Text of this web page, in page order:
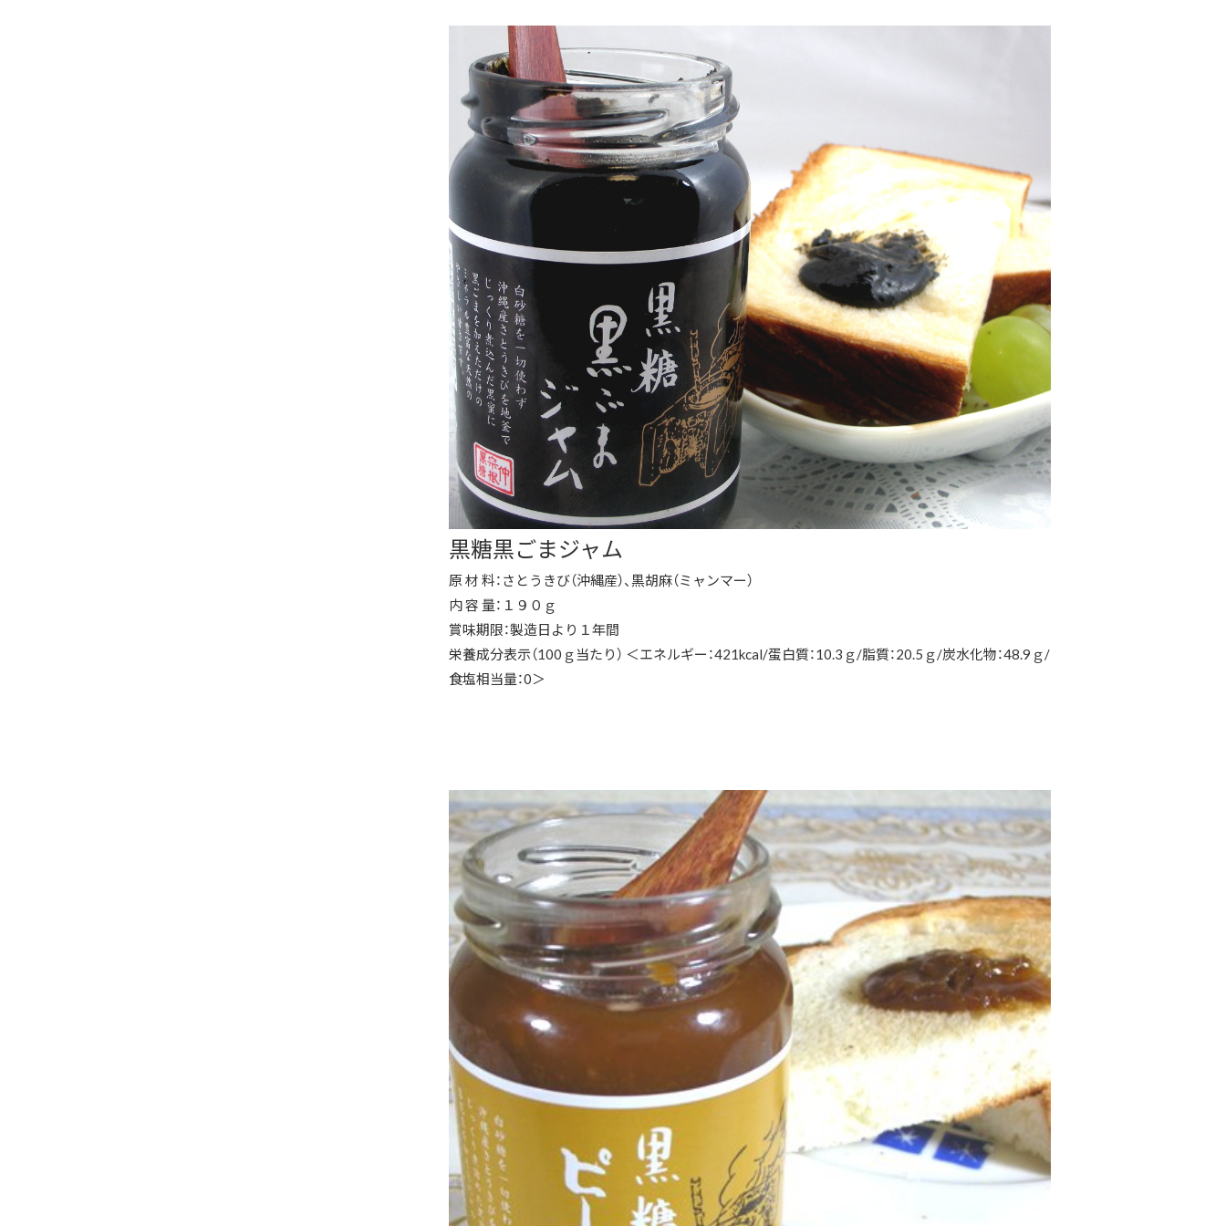
黒糖黒ごまジャム
原 材 料：さとうきび（沖縄産）、黒胡麻（ミャンマー）
内 容 量：１９０ｇ
賞味期限：製造日より１年間
栄養成分表示（100ｇ当たり） ＜エネルギー：421kcal/蛋白質：10.3ｇ/脂質：20.5ｇ/炭水化物：48.9ｇ/
食塩相当量：0＞